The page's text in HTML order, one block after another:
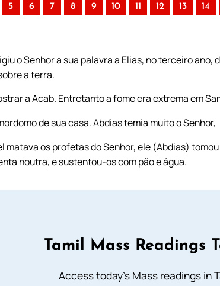
5 6 7 8 9 10 11 12 13 14
o Senhor a sua palavra a Elias, no terceiro
a terra.
a Acab. Entretanto a fome era extrema em
de sua casa. Abdias temia muito o Senhor,
matava os profetas do Senhor, ele (Abdias)
noutra, e sustentou-os com pão e água.
Tamil Mass Readings
Access today's Mass readings in